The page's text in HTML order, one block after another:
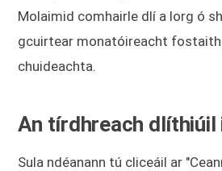
Molaimid comhairle dlí a lorg ó
gcuirtear monatóireacht
chuideachta.
An tírdhreach dlíthiúil
Sula ndéanann tú cliceáil ar